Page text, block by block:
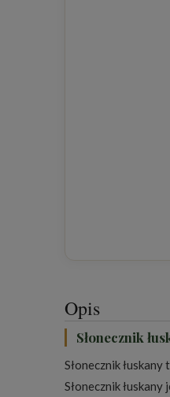
Opis
Słonecznik
Słonecznik
Słonecznik